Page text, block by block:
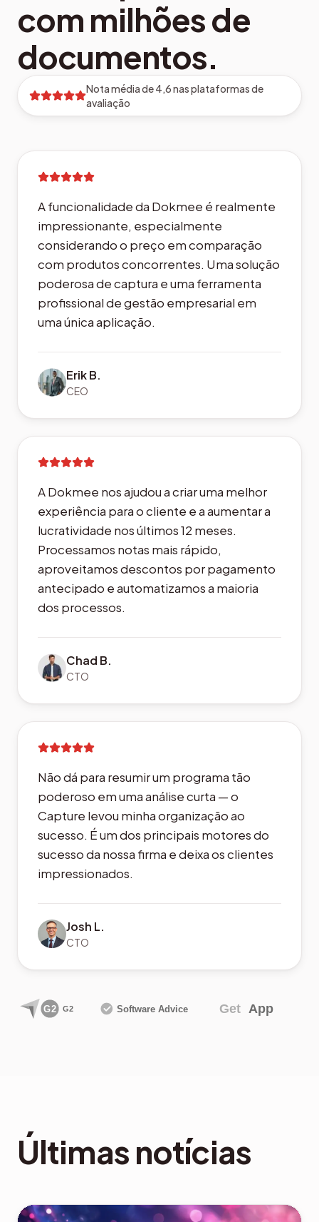
com milhões de
documentos.
Nota média de 4,6 nas plataformas de
avaliação
A funcionalidade da Dokmee é realmente
impressionante, especialmente
considerando o preço em comparação
com produtos concorrentes. Uma solução
poderosa de captura e uma ferramenta
profissional de gestão empresarial em
uma única aplicação.
Erik B.
CEO
A Dokmee nos ajudou a criar uma melhor
experiência para o cliente e a aumentar a
lucratividade nos últimos 12 meses.
Processamos notas mais rápido,
aproveitamos descontos por pagamento
antecipado e automatizamos a maioria
dos processos.
Chad B.
CTO
Não dá para resumir um programa tão
poderoso em uma análise curta — o
Capture levou minha organização ao
sucesso. É um dos principais motores do
sucesso da nossa firma e deixa os clientes
impressionados.
Josh L.
CTO
Últimas notícias